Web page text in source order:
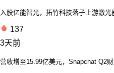
入股亿能智光，拓竹科技落子上游激光
137
3天前
营收增至15.99亿美元，Snapchat Q2